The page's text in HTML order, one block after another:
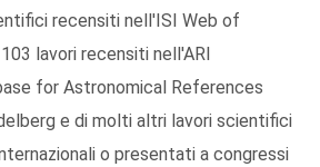
recensiti nell'ISI Web of
lavori recensiti nell'ARI
for Astronomical References
e di molti altri lavori scientifici
o presentati a congressi